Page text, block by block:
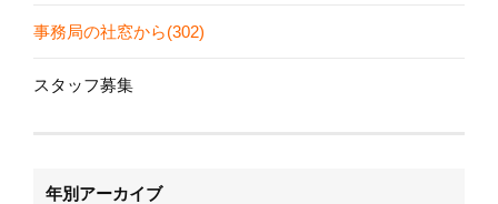
事務局の社窓から(302)
スタッフ募集
年別アーカイブ